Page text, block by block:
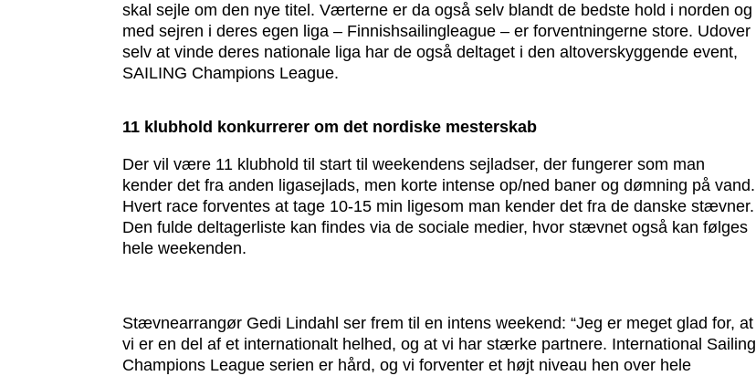
skal sejle om den nye titel. Værterne er da også selv blandt de bedste hold i norden og
med sejren i deres egen liga – Finnishsailingleague – er forventningerne store. Udover
selv at vinde deres nationale liga har de også deltaget i den altoverskyggende event,
SAILING Champions League.
11 klubhold konkurrerer om det nordiske mesterskab
Der vil være 11 klubhold til start til weekendens sejladser, der fungerer som man
kender det fra anden ligasejlads, men korte intense op/ned baner og dømning på vand.
Hvert race forventes at tage 10-15 min ligesom man kender det fra de danske stævner.
Den fulde deltagerliste kan findes via de sociale medier, hvor stævnet også kan følges
hele weekenden.
Stævnearrangør Gedi Lindahl ser frem til en intens weekend: “Jeg er meget glad for, at
vi er en del af et internationalt helhed, og at vi har stærke partnere. International Sailing
Champions League serien er hård, og vi forventer et højt niveau hen over hele